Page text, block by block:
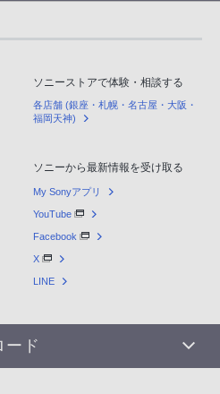
ソニーストアで体験・相談する
各店舗 (銀座・札幌・名古屋・大阪・
福岡天神)
ソニーから最新情報を受け取る
My Sonyアプリ
YouTube
Facebook
X
LINE
ード